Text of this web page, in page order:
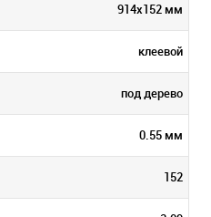
914x152 мм
клеевой
под дерево
0.55 мм
152